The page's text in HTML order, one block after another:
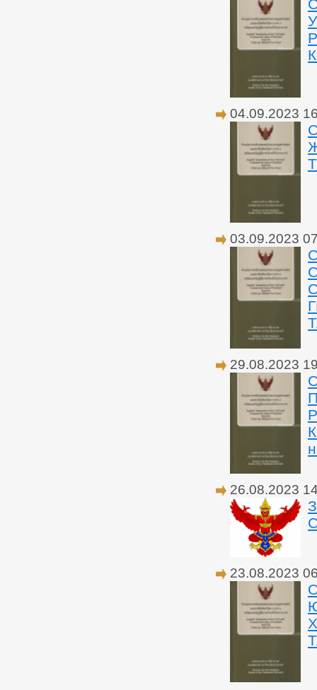
04.09.2023
03.09.2023
29.08.2023
26.08.2023
23.08.2023